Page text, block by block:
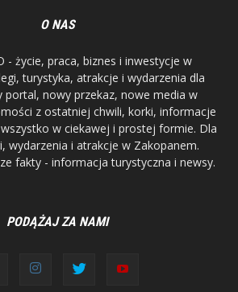
O NAS
- życie, praca, biznes i inwestycje w
turystyka, atrakcje i wydarzenia dla
nowy przekaz, nowe media w
z ostatniej chwili, korki, informacje
w ciekawej i prostej formie. Dla
wydarzenia i atrakcje w Zakopanem.
fakty - informacja turystyczna i newsy.
PODĄŻAJ ZA NAMI